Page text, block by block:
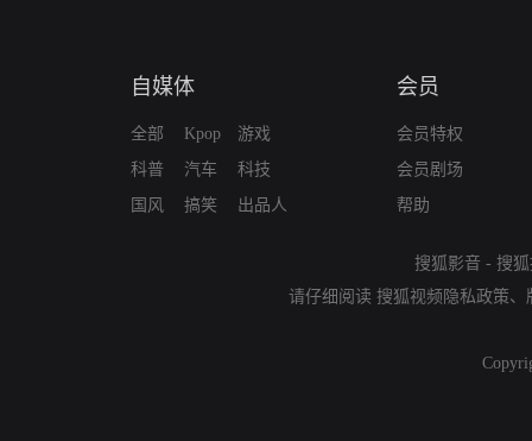
自媒体
全部
科普
国风
Kpop
汽车
搞笑
游戏
科技
出品人
会员
会员特权
会员剧场
帮助
搜狐影音 - 搜
请仔细阅读 搜狐视频隐私政策、